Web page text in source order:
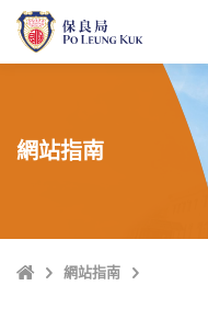
網站指南
主
網站指南